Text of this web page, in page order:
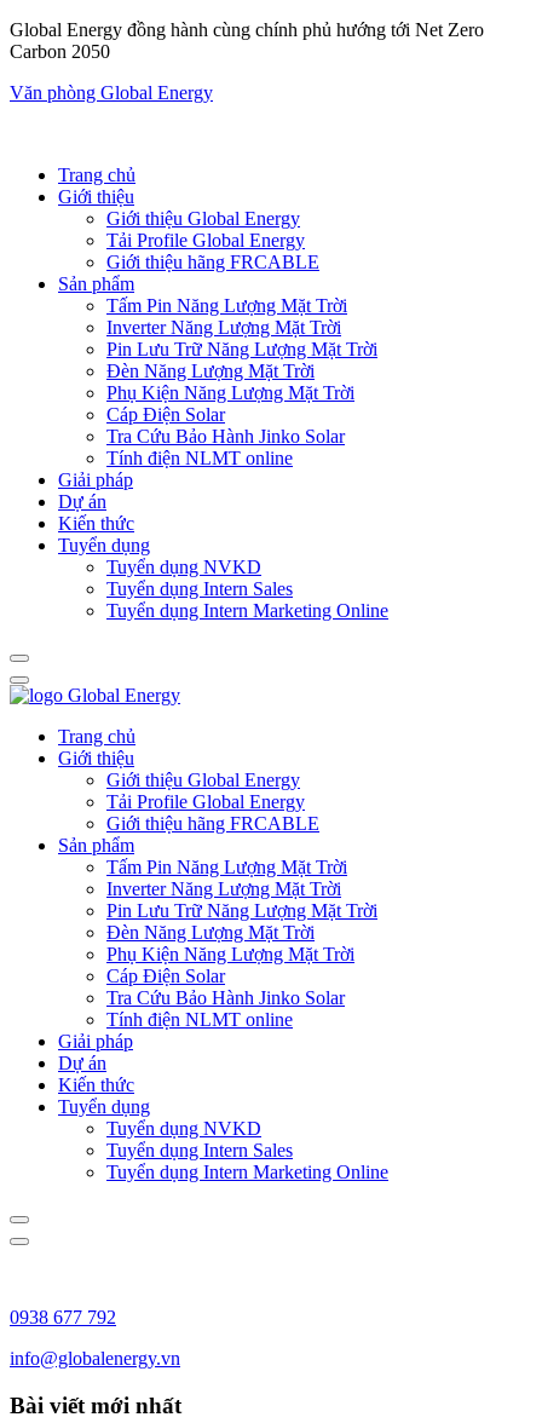
Global Energy đồng hành cùng chính phủ hướng tới Net Zero
Carbon 2050
Văn phòng Global Energy
Trang chủ
Giới thiệu
Giới thiệu Global Energy
Tải Profile Global Energy
Giới thiệu hãng FRCABLE
Sản phẩm
Tấm Pin Năng Lượng Mặt Trời
Inverter Năng Lượng Mặt Trời
Pin Lưu Trữ Năng Lượng Mặt Trời
Đèn Năng Lượng Mặt Trời
Phụ Kiện Năng Lượng Mặt Trời
Cáp Điện Solar
Tra Cứu Bảo Hành Jinko Solar
Tính điện NLMT online
Giải pháp
Dự án
Kiến thức
Tuyển dụng
Tuyển dụng NVKD
Tuyển dụng Intern Sales
Tuyển dụng Intern Marketing Online
Trang chủ
Giới thiệu
Giới thiệu Global Energy
Tải Profile Global Energy
Giới thiệu hãng FRCABLE
Sản phẩm
Tấm Pin Năng Lượng Mặt Trời
Inverter Năng Lượng Mặt Trời
Pin Lưu Trữ Năng Lượng Mặt Trời
Đèn Năng Lượng Mặt Trời
Phụ Kiện Năng Lượng Mặt Trời
Cáp Điện Solar
Tra Cứu Bảo Hành Jinko Solar
Tính điện NLMT online
Giải pháp
Dự án
Kiến thức
Tuyển dụng
Tuyển dụng NVKD
Tuyển dụng Intern Sales
Tuyển dụng Intern Marketing Online
0938 677 792
info@globalenergy.vn
Bài viết mới nhất